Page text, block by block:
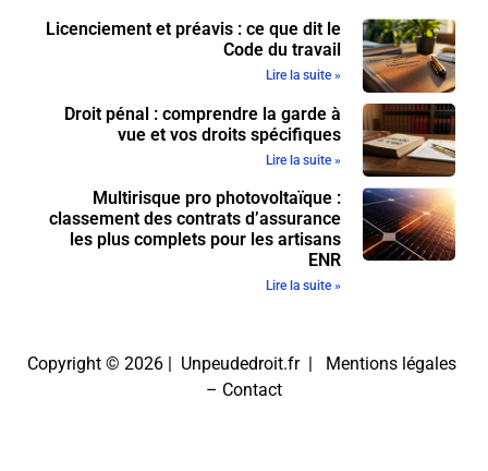
Licenciement et préavis : ce que dit le
Code du travail
Lire la suite »
Droit pénal : comprendre la garde à
vue et vos droits spécifiques
Lire la suite »
Multirisque pro photovoltaïque :
classement des contrats d’assurance
les plus complets pour les artisans
ENR
Lire la suite »
Copyright © 2026 | Unpeudedroit.fr | Mentions légales
– Contact